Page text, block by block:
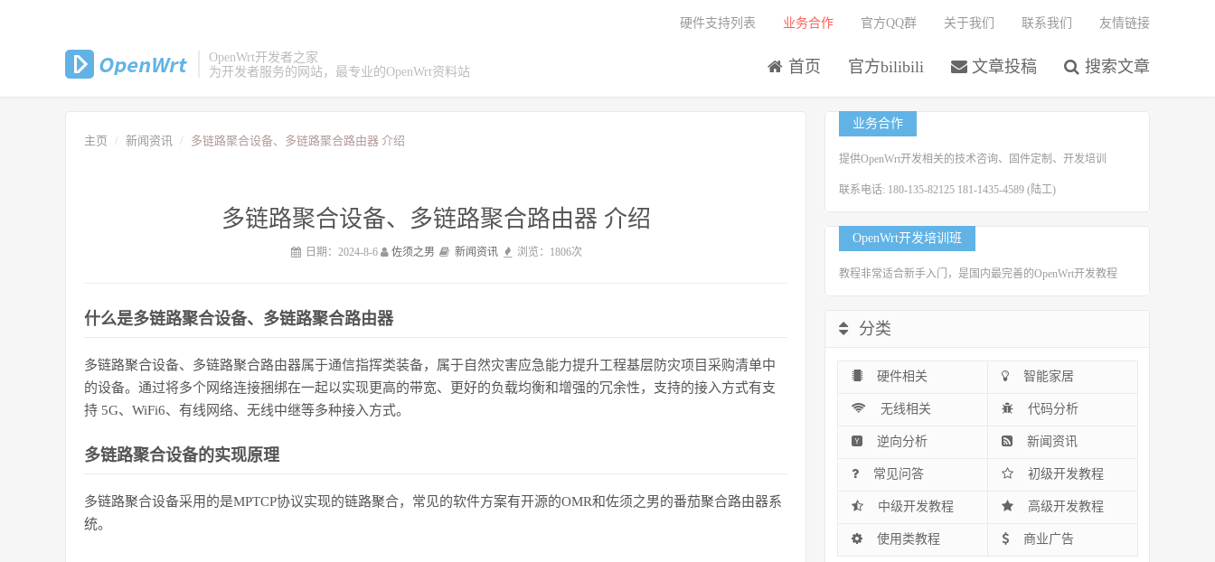
OpenWrt开发者之家
为开发者服务的网站，最专业的OpenWrt资料站
首页 官方bilibili 文章投稿 搜索文章
硬件支持列表 业务合作 官方QQ群 关于我们 联系我们 友情链接
主页 新闻资讯 多链路聚合设备、多链路聚合路由器 介绍
多链路聚合设备、多链路聚合路由器 介绍
日期：2024-8-6 佐须之男 新闻资讯 浏览：1806次
什么是多链路聚合设备、多链路聚合路由器
多链路聚合设备、多链路聚合路由器属于通信指挥类装备，属于自然灾害应急能力提升工程基层防灾项目采购清单中
的设备。通过将多个网络连接捆绑在一起以实现更高的带宽、更好的负载均衡和增强的冗余性，支持的接入方式有支
持 5G、WiFi6、有线网络、无线中继等多种接入方式。
多链路聚合设备的实现原理
多链路聚合设备采用的是MPTCP协议实现的链路聚合，常见的软件方案有开源的OMR和佐须之男的番茄聚合路由器系
统。
业务合作
提供OpenWrt开发相关的技术咨询、固件定制、开发培训
联系电话: 180-135-82125 181-1435-4589 (陆工)
OpenWrt开发培训班
教程非常适合新手入门，是国内最完善的OpenWrt开发教程
分类
硬件相关 智能家居
无线相关 代码分析
逆向分析 新闻资讯
常见问答 初级开发教程
中级开发教程 高级开发教程
使用类教程 商业广告